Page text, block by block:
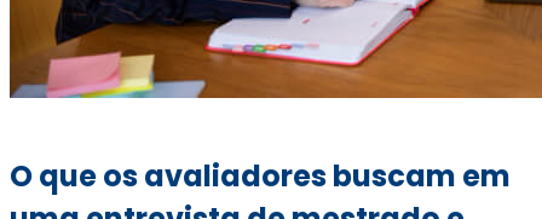
O que os avaliadores buscam em